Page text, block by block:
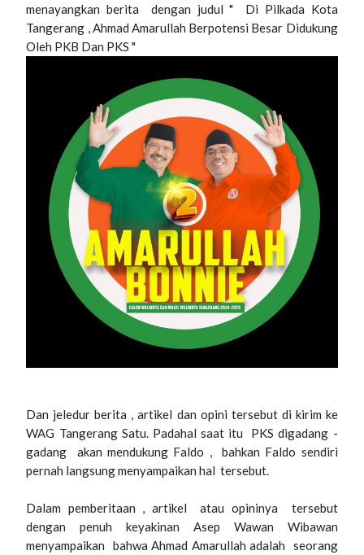
menayangkan berita dengan judul " Di Pilkada Kota
Tangerang , Ahmad Amarullah Berpotensi Besar Didukung
Oleh PKB Dan PKS "
Dan jeledur berita , artikel dan opini tersebut di kirim ke
WAG Tangerang Satu. Padahal saat itu PKS digadang -
gadang akan mendukung Faldo , bahkan Faldo sendiri
pernah langsung menyampaikan hal tersebut.
Dalam pemberitaan , artikel atau opininya tersebut
dengan penuh keyakinan Asep Wawan Wibawan
menyampaikan bahwa Ahmad Amarullah adalah seorang